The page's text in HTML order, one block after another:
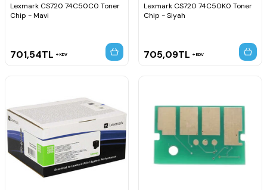
Lexmark CS720 74C50C0 Toner
Chip - Mavi
701,54TL KDV
Lexmark CS720 74C50K0 Toner
Chip - Siyah
705,09TL KDV